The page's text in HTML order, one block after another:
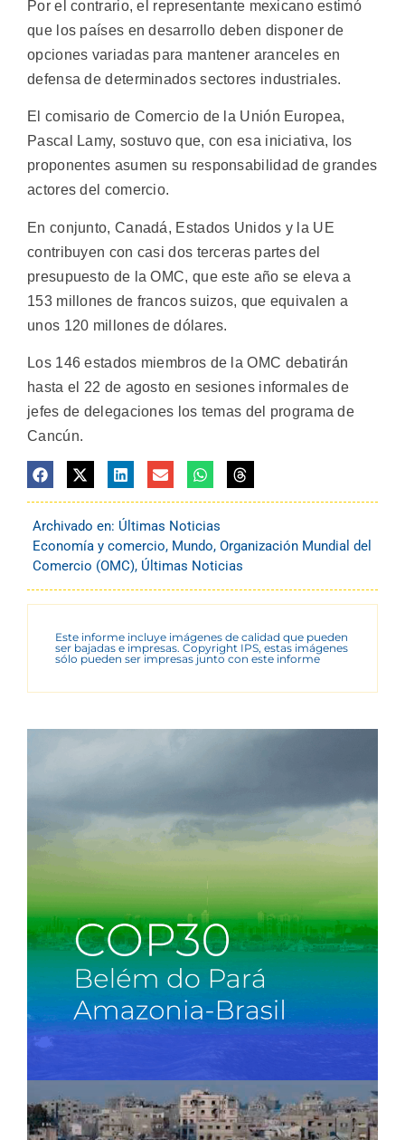
Por el contrario, el representante mexicano estimó
que los países en desarrollo deben disponer de
opciones variadas para mantener aranceles en
defensa de determinados sectores industriales.
El comisario de Comercio de la Unión Europea,
Pascal Lamy, sostuvo que, con esa iniciativa, los
proponentes asumen su responsabilidad de grandes
actores del comercio.
En conjunto, Canadá, Estados Unidos y la UE
contribuyen con casi dos terceras partes del
presupuesto de la OMC, que este año se eleva a
153 millones de francos suizos, que equivalen a
unos 120 millones de dólares.
Los 146 estados miembros de la OMC debatirán
hasta el 22 de agosto en sesiones informales de
jefes de delegaciones los temas del programa de
Cancún.
Archivado en: Últimas Noticias
Economía y comercio, Mundo, Organización Mundial del
Comercio (OMC), Últimas Noticias
Este informe incluye imágenes de calidad que pueden
ser bajadas e impresas. Copyright IPS, estas imágenes
sólo pueden ser impresas junto con este informe